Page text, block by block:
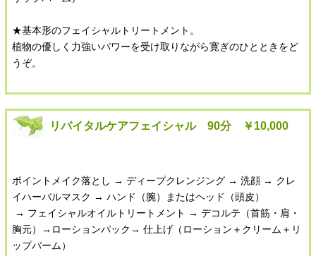
★基本形のフェイシャルトリートメント。
植物の優しく力強いパワーを受け取りながら寛ぎのひとときをど
うぞ。
リバイタルケアフェイシャル 90分 ￥10,000
ポイントメイク落とし → ディープクレンジング → 洗顔 → クレ
イハーバルマスク → ハンド（腕）またはヘッド（頭皮）
→ フェイシャルオイルトリートメント → デコルテ（首筋・肩・
胸元）→ローションパック→ 仕上げ（ローション＋クリーム＋リ
ップバーム）